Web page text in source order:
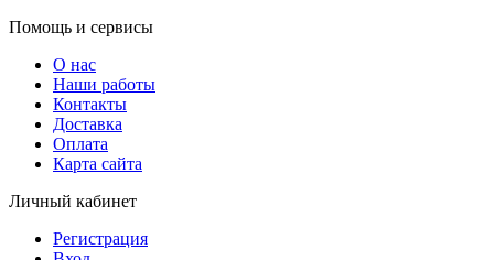
Помощь и сервисы
О нас
Наши работы
Контакты
Доставка
Оплата
Карта сайта
Личный кабинет
Регистрация